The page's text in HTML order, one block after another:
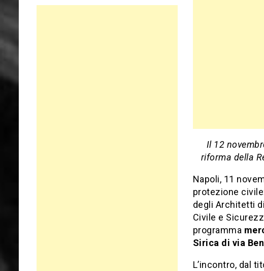
Il 12
riforma della
Napoli, 11
protezione
degli Architetti
Civile e
programma
Sirica di via
L’incontro, dal